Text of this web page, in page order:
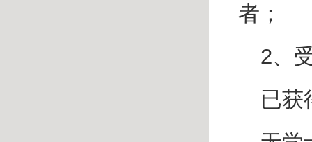
者；
2、
已获